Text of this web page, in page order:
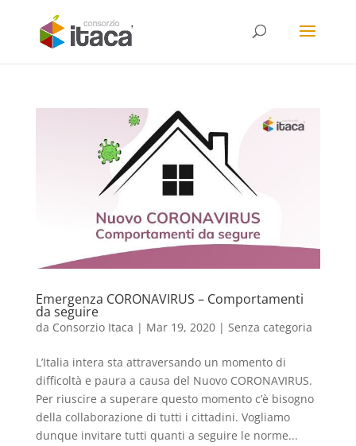
Emergenza CORONAVIRUS – Comportamenti
da seguire
da Consorzio Itaca | Mar 19, 2020| Senza categoria
L’Italia intera sta attraversando un momento di
difficoltà e paura a causa del Nuovo CORONAVIRUS.
Per riuscire a superare questo momento c’è bisogno
della collaborazione di tutti i cittadini. Vogliamo
dunque invitare tutti quanti a seguire le norme...